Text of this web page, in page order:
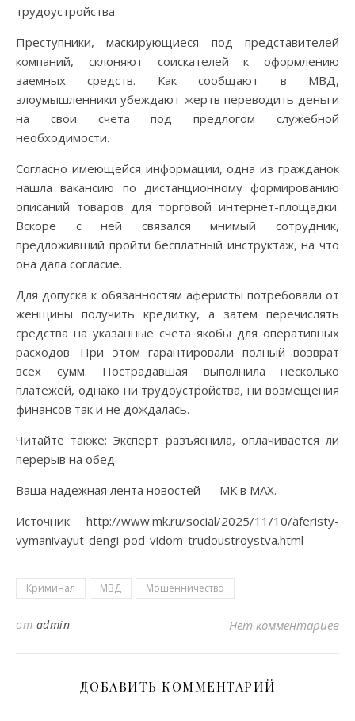
Преступники, маскирующиеся под представителей
компаний, склоняют соискателей к оформлению
заемных средств. Как сообщают в МВД,
злоумышленники убеждают жертв переводить деньги
на свои счета под предлогом служебной
необходимости.
Согласно имеющейся информации, одна из гражданок
нашла вакансию по дистанционному формированию
описаний товаров для торговой интернет-площадки.
Вскоре с ней связался мнимый сотрудник,
предложивший пройти бесплатный инструктаж, на что
она дала согласие.
Для допуска к обязанностям аферисты потребовали от
женщины получить кредитку, а затем перечислять
средства на указанные счета якобы для оперативных
расходов. При этом гарантировали полный возврат
всех сумм. Пострадавшая выполнила несколько
платежей, однако ни трудоустройства, ни возмещения
финансов так и не дождалась.
Читайте также: Эксперт разъяснила, оплачивается ли
перерыв на обед
Ваша надежная лента новостей — МК в MAX.
Источник: http://www.mk.ru/social/2025/11/10/aferisty-
vymanivayut-dengi-pod-vidom-trudoustroystva.html
Криминал МВД Мошенничество
от admin Нет комментариев
ДОБАВИТЬ КОММЕНТАРИЙ